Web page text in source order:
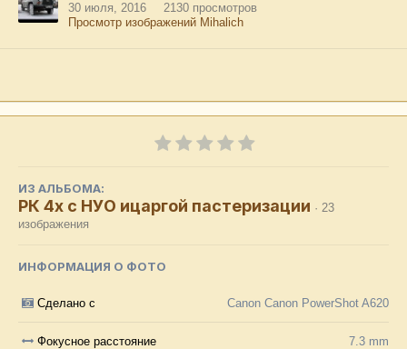
30 июля, 2016
2130 просмотров
Просмотр изображений Mihalich
ИЗ АЛЬБОМА:
РК 4х с НУО ицаргой пастеризации · 23
изображения
ИНФОРМАЦИЯ О ФОТО
Сделано с Canon Canon PowerShot A620
Фокусное расстояние 7.3 mm